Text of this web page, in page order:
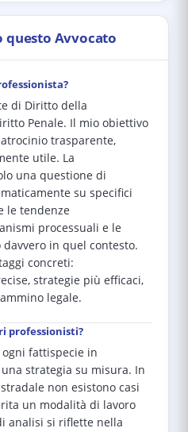
questo Avvocato
di Diritto della
Penale. Il mio obiettivo
trasparente,
utile. La
una questione di
su specifici
le tendenze
processuali e le
in quel contesto.
concreti:
strategie più efficaci,
legale.
professionisti?
fattispecie in
strategia su misura. In
non esistono casi
un modalità di lavoro
analisi si riflette nella